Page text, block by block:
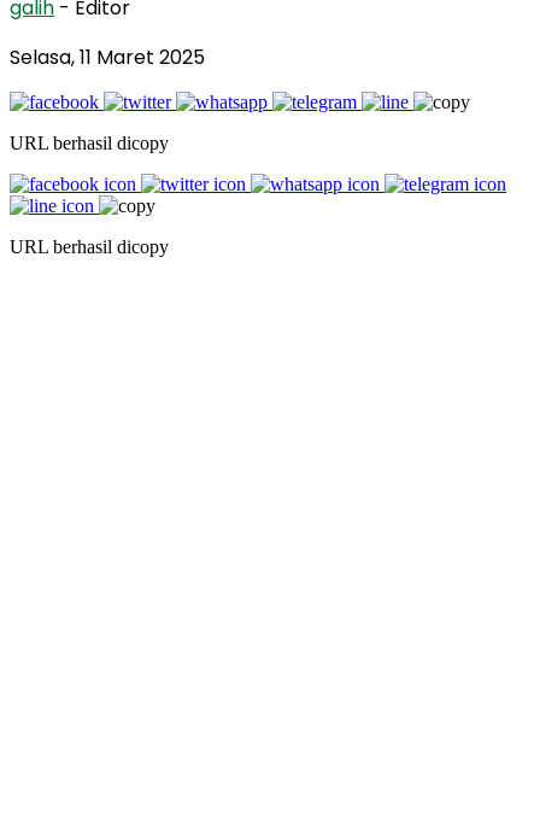
galih - Editor
Selasa, 11 Maret 2025
URL berhasil dicopy
URL berhasil dicopy